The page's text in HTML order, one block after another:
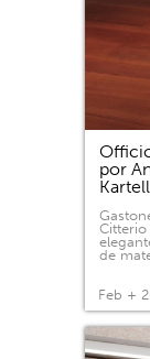
por
Citterio
de
Feb +